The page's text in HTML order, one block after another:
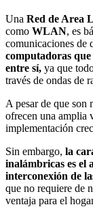
Una Red de Area
como WLAN, es
comunicaciones de
computadoras
entre sí, ya que
través de ondas de
A pesar de que son
ofrecen una amplia
implementación
Sin embargo, la
inalámbricas es el
interconexión de
que no requiere de
ventaja para el